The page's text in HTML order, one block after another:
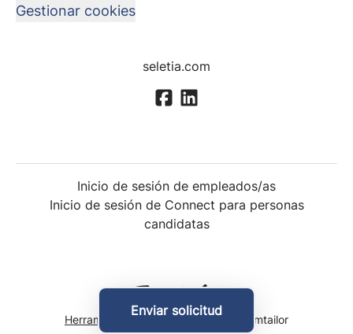
Enviar solicitud
Gestionar cookies
seletia.com
Inicio de sesión de empleados/as
Inicio de sesión de Connect para personas
candidatas
Herramientas de seguimientode Teamtailor